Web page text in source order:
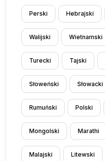
Perski Hebrajski
Walijski Wietnamski
Turecki Tajski
Słoweński Słowacki
Rumuński Polski
Mongolski Marathi
Malajski Litewski